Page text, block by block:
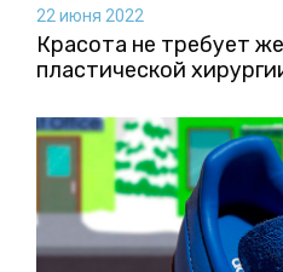
22 июня 2022
Красота не требует
пластической